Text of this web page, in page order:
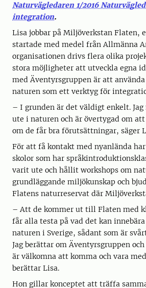
Naturvägledaren 1/2016
integration.
Lisa jobbar på Miljöverkstan Flaten,
startade med medel från Allmänna
organisationen drivs flera olika
stora möjligheter att utveckla egna
med Äventyrsgruppen är att
naturen som ett verktyg för
– I grunden är det väldigt enkelt.
ute i naturen och är övertygad om
om de får bra förutsättningar, säger
För att få kontakt med nyanlända
skolor som har
varit ute och hållit workshops om
grundläggande miljökunskap och
Flatens naturreservat där
– Att de kommer ut till Flaten med
får alla testa på vad det kan
naturen i Sverige, sådant som är
Jag berättar om Äventyrsgruppen
är välkomna att komma och vara
berättar Lisa.
Hon gillar konceptet att träffa